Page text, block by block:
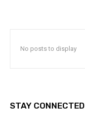
No posts to display
STAY CONNECTED